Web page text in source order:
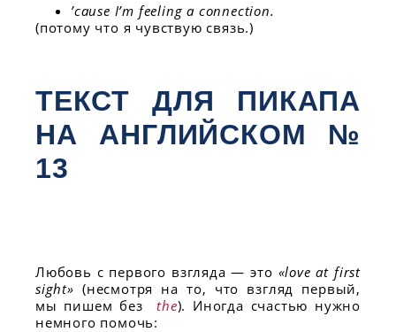
’cause I’m feeling a connection.
(потому что я чувствую связь.)
ТЕКСТ ДЛЯ ПИКАПА
НА АНГЛИЙСКОМ №
13
Любовь с первого взгляда — это «love at first
sight» (несмотря на то, что взгляд первый,
мы пишем без
the). Иногда счастью нужно
немного помочь: